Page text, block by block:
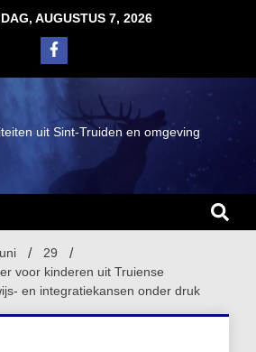
AUGUSTUS 7, 2026
uit Sint-Truiden en omgeving
29
voor kinderen uit Truiense
en integratiekansen onder druk